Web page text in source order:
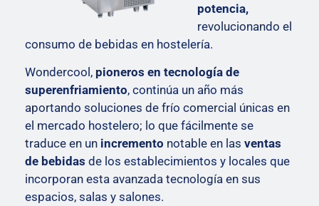
potencia,
revolucionando el
consumo de bebidas en hostelería.
Wondercool, pioneros en tecnología de
superenfriamiento, continúa un año más
aportando soluciones de frío comercial únicas en
el mercado hostelero; lo que fácilmente se
traduce en un incremento notable en las ventas
de bebidas de los establecimientos y locales que
incorporan esta avanzada tecnología en sus
espacios, salas y salones.